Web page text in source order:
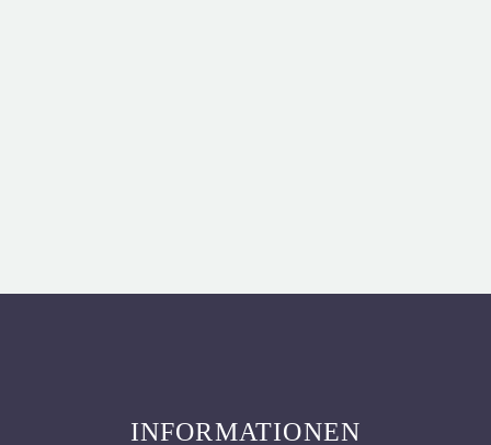
INFORMATIONEN